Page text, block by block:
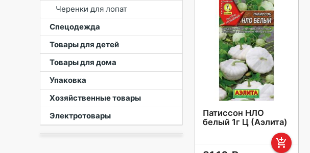
Черенки для лопат
Спецодежда
Товары для детей
Товары для дома
Упаковка
Хозяйственные товары
Электротовары
Патиссон НЛО
белый 1г Ц (Аэлита)
add_shopping_cart